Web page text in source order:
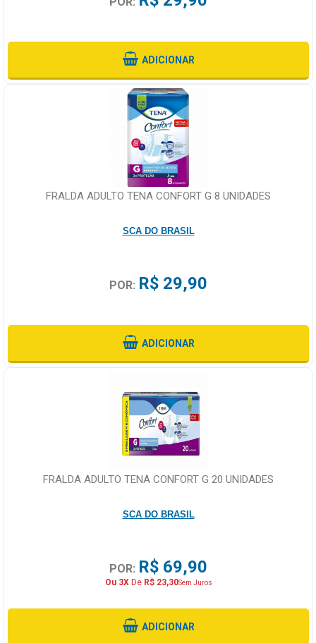
ADICIONAR
FRALDA ADULTO TENA CONFORT G 8 UNIDADES
SCA DO BRASIL
POR: R$ 29,90
ADICIONAR
FRALDA ADULTO TENA CONFORT G 20 UNIDADES
SCA DO BRASIL
POR: R$ 69,90
Ou 3XDe R$ 23,30Sem Juros
ADICIONAR